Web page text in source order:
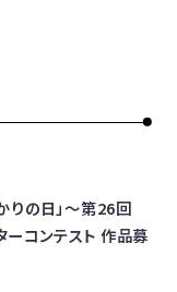
りの日」～第26回
コンテスト 作品募